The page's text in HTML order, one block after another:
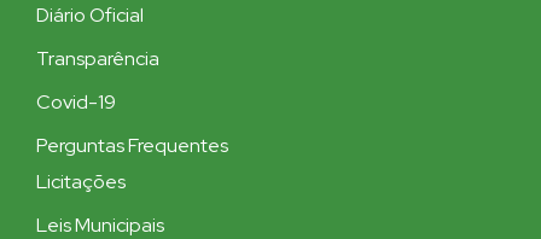
Diário Oficial
Transparência
Covid-19
Perguntas Frequentes
Licitações
Leis Municipais